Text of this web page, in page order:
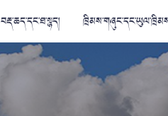
བརྡ་ཆད་དང་ཐ་སྙད།